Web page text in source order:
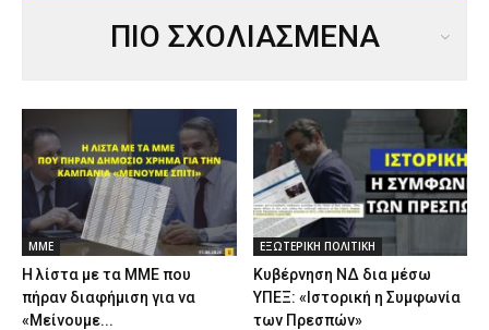
ΠΙΟ ΣΧΟΛΙΑΣΜΕΝΑ
ΜΜΕ
Η λίστα με τα ΜΜΕ που
πήραν διαφήμιση για να
«Μείνουμε...
ΕΞΩΤΕΡΙΚΗ ΠΟΛΙΤΙΚΗ
Κυβέρνηση ΝΔ δια μέσω
ΥΠΕΞ: «Ιστορική η Συμφωνία
των Πρεσπών»